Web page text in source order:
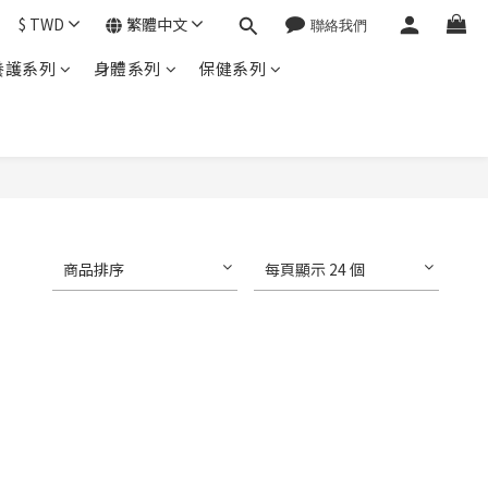
護系列 身體系列
保健系列
$ TWD 繁體中文
商品排序 每頁顯示 24 個